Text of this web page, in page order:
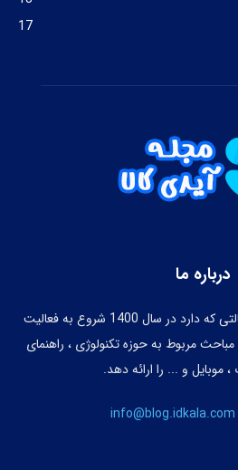
17
درباره ما
مجله آیدی کالا در راستای رسالتی که دارد در سال 1400 شروع به فعالیت
مربوط به حوزه تکنولوژی ، راهنمای
موبایل و ... را ارائه دهد.
info@blog.idkala.com